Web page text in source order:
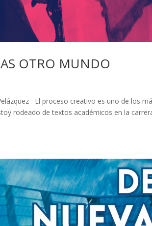
OTRO MUNDO
El proceso creativo es uno de los
rodeado de textos académicos en la